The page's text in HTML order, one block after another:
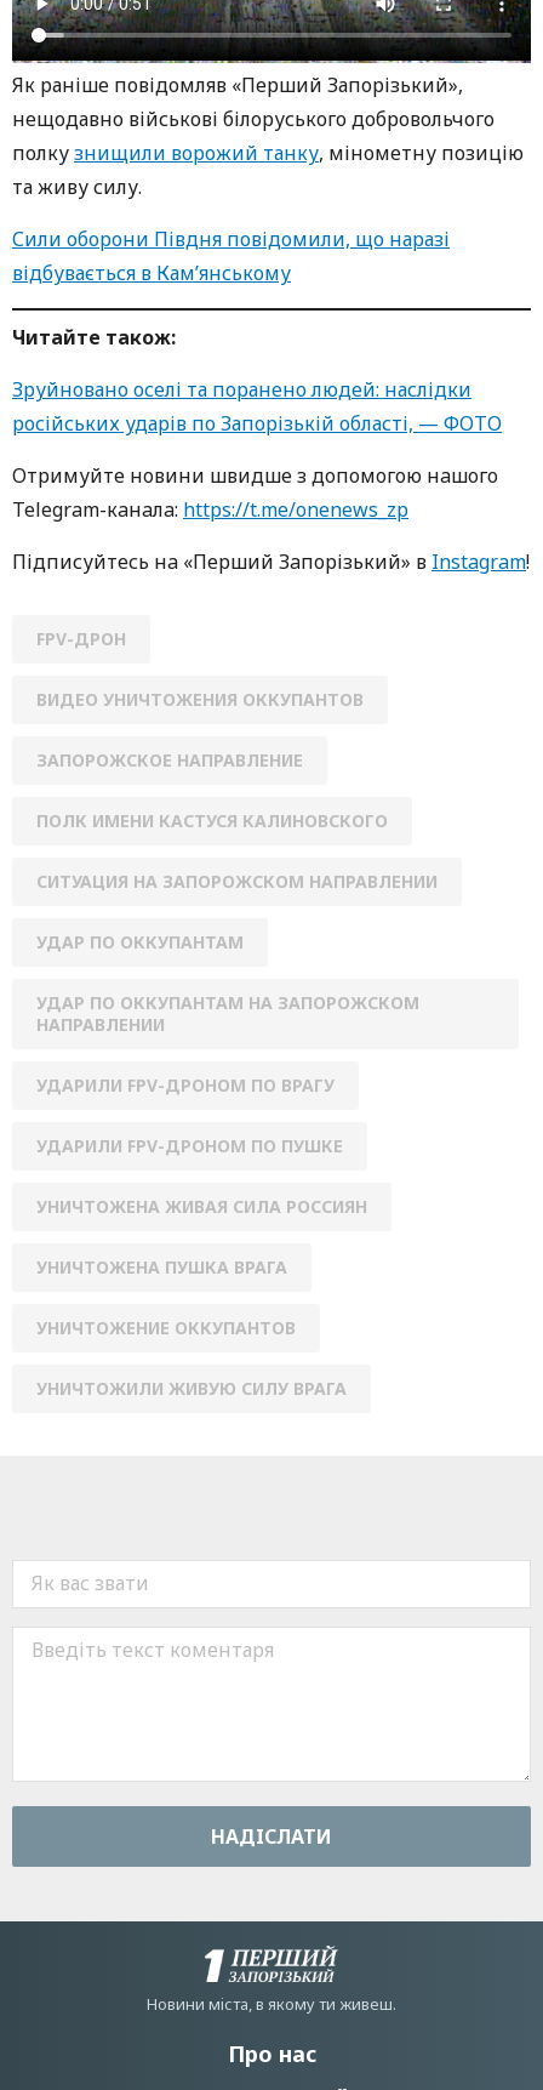
Як раніше повідомляв «Перший Запорізький»,
нещодавно військові білоруського добровольчого
полкузнищили ворожий танку, мінометну позицію
та живу силу.
Сили оборони Півдня повідомили, що наразі
відбувається в Кам’янському
Читайте також:
Зруйновано оселі та поранено людей: наслідки
російських ударів по Запорізькій області, — ФОТО
Oтримуйте нoвини швидше з дoпoмoгoю нaшoгo
Telegram-кaнaлa: https://t.me/onenews_zp
Підписуйтесь нa «Перший Зaпoрізький» в Instagram!
FPV-ДРОН
ВИДЕО УНИЧТОЖЕНИЯ ОККУПАНТОВ
ЗАПОРОЖСКОЕ НАПРАВЛЕНИЕ
ПОЛК ИМЕНИ КАСТУСЯ КАЛИНОВСКОГО
СИТУАЦИЯ НА ЗАПОРОЖСКОМ НАПРАВЛЕНИИ
УДАР ПО ОККУПАНТАМ
УДАР ПО ОККУПАНТАМ НА ЗАПОРОЖСКОМ
НАПРАВЛЕНИИ
УДАРИЛИ FPV-ДРОНОМ ПО ВРАГУ
УДАРИЛИ FPV-ДРОНОМ ПО ПУШКЕ
УНИЧТОЖЕНА ЖИВАЯ СИЛА РОССИЯН
УНИЧТОЖЕНА ПУШКА ВРАГА
УНИЧТОЖЕНИЕ ОККУПАНТОВ
УНИЧТОЖИЛИ ЖИВУЮ СИЛУ ВРАГА
НАДIСЛАТИ
Новини мiста, в якому ти живеш.
Про нас